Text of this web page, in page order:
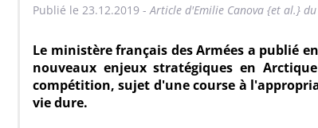
Publié le 23.12.2019 -Article d'Emilie Canova {et al.}
Le ministère français des Armées a publié
nouveaux enjeux stratégiques en
compétition, sujet d'une course à
vie dure.